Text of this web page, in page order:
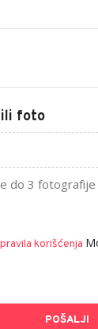
ili foto
do 3 fotografije
pravila korišćenja
POŠALJI